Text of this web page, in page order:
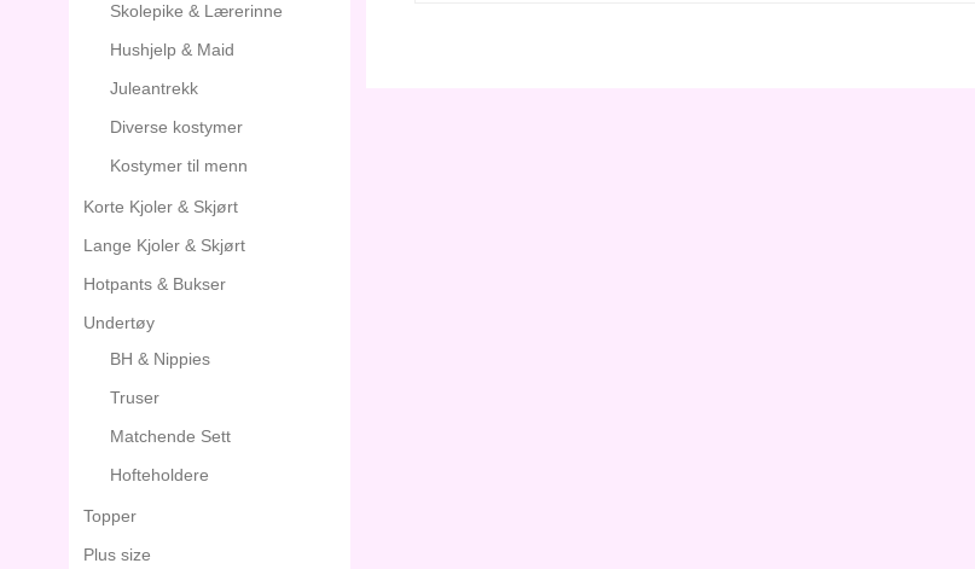
Skolepike & Lærerinne
Hushjelp & Maid
Juleantrekk
Diverse kostymer
Kostymer til menn
Korte Kjoler & Skjørt
Lange Kjoler & Skjørt
Hotpants & Bukser
Undertøy
BH & Nippies
Truser
Matchende Sett
Hofteholdere
Topper
Plus size